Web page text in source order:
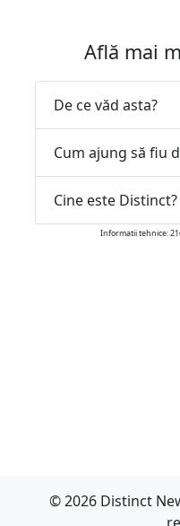
Află mai
De ce văd asta?
Cum ajung să fiu
Cine este Distinct?
Informatii tehnice:
© 2026 Distinct